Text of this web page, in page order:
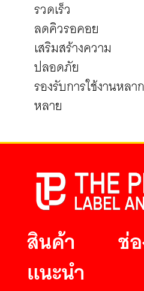
รวดเร็ว
ลดคิวรอคอย
เสริมสร้างความ
ปลอดภัย
รองรับการใช้งานหลาก
หลาย
สินค้า
แนะนำ
ช่